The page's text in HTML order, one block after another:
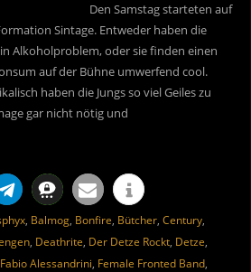
Den Samstag starteten auf
Sintage. Entweder haben die
Alkoholproblem, oder sie finden einen
auf der Bühne umwerfend cool.
haben die Jungs so viel Geiles zu
gar nicht nötig und
, Balmog, Bonfire, Bütcher, Century,
, Deathrite, Der Detze Rockt, Detze,
Fabio Alessandrini, Female Fronted Band,